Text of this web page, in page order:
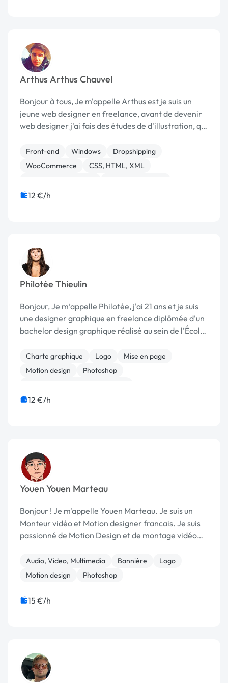
Arthus Arthus Chauvel
Bonjour à tous, Je m'appelle Arthus est je suis un
jeune web designer en freelance, avant de devenir
web designer j'ai fais des études de d'illustration, qui
proposé mes compétences dans le domaine...
Front-end Windows
Dropshipping
WooCommerce
CSS, HTML, XML
WordPress
12 €/h
Philotée Thieulin
Bonjour, Je m’appelle Philotée, j'ai 21 ans et je suis
une designer graphique en freelance diplômée d'un
bachelor design graphique réalisé au sein de l’École
mes services en tant que designer ...
Charte graphique Logo
Mise en page
Motion design
Photoshop
12 €/h
Youen Youen Marteau
Bonjour ! Je m'appelle Youen Marteau. Je suis un
Monteur vidéo et Motion designer francais. Je suis
passionné de Motion Design et de montage vidéo
l'école de Cinéma Cinécreatis à Lyon pendant 1 a...
Audio, Video, Multimedia Bannière
Logo
Motion design
Photoshop
15 €/h